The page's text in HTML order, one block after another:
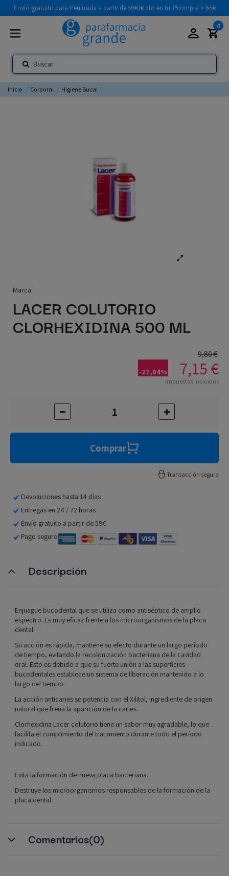
Envío gratuito para Península a partir de 59€3€ dto en tu 1ªcompra > 65€
0
Inicio Corporal Higiene Bucal
Marca:
LACER COLUTORIO
CLORHEXIDINA 500 ML
9,80 €
-27,04% 7,15 €
Impuestos incluidos
Comprar
Transacción segura
Devoluciones hasta 14 días
Entregas en 24 / 72 horas
Envío gratuito a partir de 59€
Pago seguro
Descripción
Enjuague bucodental que se utiliza como antiséptico de amplio
espectro. Es muy eficaz frente a los microorganismos de la placa
dental.
Su acción es rápida, mantiene su efecto durante un largo período
de tiempo, evitando la recolonización bacteriana de la cavidad
oral. Esto es debido a que su fuerte unión a las superficies
bucodentales establece un sistema de liberación mantenido a lo
largo del tiempo.
La acción anticaries se potencia con el Xilitol, ingrediente de origen
natural que frena la aparición de la caries.
Clorhexidina Lacer colutorio tiene un sabor muy agradable, lo que
facilita el cumplimiento del tratamiento durante todo el período
indicado.
Evita la formación de nueva placa bacteriana.
Destruye los microorganismos responsables de la formación de la
placa dental.
Comentarios(0)